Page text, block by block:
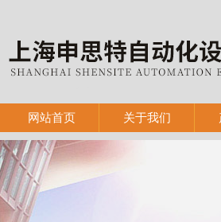
网站首页 关于我们